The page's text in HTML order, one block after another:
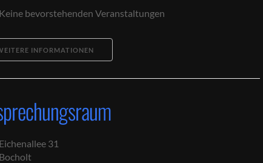
bevorstehenden Veranstaltungen
INFORMATIONEN
31